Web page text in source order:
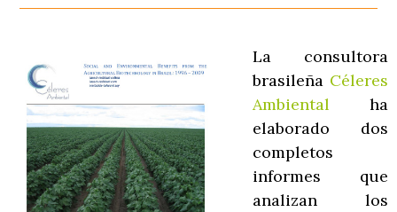
La consultora
brasileña Céleres
Ambiental ha
elaborado dos
completos
informes que
analizan los